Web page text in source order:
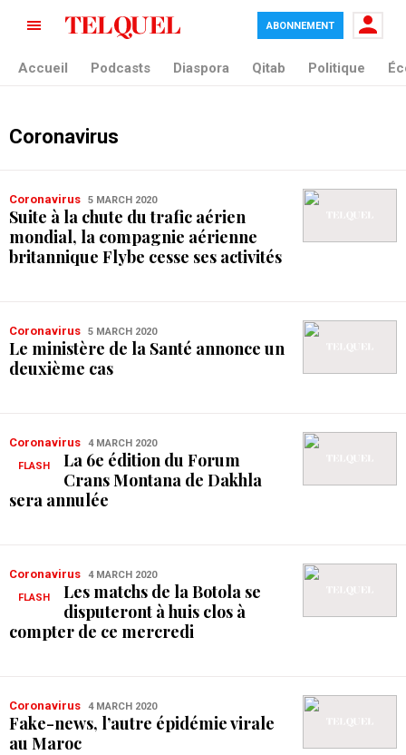
ABONNEMENT
Accueil Podcasts Diaspora Qitab Politique
Coronavirus
Coronavirus 5 MARCH 2020
Suite à la chute du trafic aérien
mondial, la compagnie aérienne
britannique Flybe cesse ses activités
Coronavirus 5 MARCH 2020
Le ministère de la Santé annonce un
deuxième cas
Coronavirus
4 MARCH 2020
FLASH
La 6e édition du Forum
Crans Montana de Dakhla
sera annulée
Coronavirus
4 MARCH 2020
FLASH
Les matchs de la Botola se
disputeront à huis clos à
compter de ce mercredi
Coronavirus 4 MARCH 2020
Fake-news, l’autre épidémie virale
au Maroc